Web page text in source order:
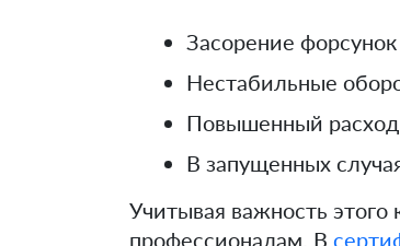
Засорение
Нестабильные
Повышенный расход
В запущенных
Учитывая важность
профессионалам. В